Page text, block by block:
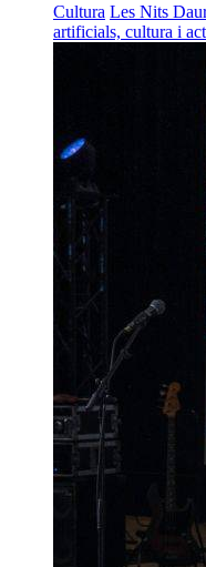
Cultura Les Nits
artificials, cultura i